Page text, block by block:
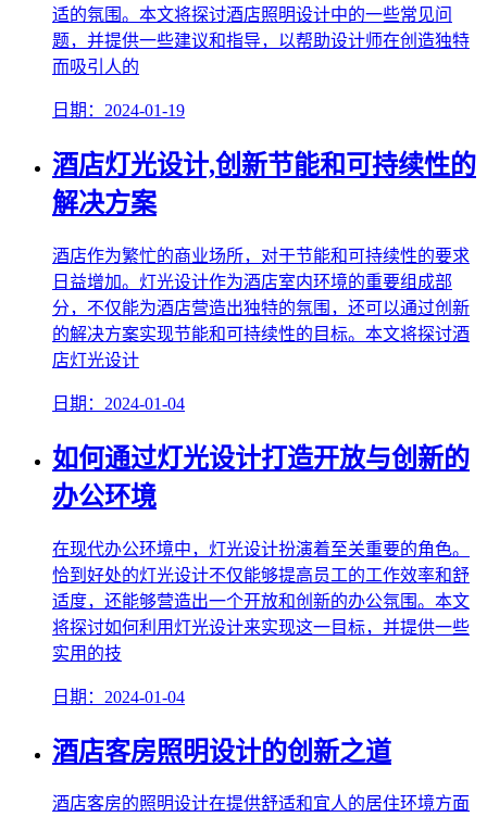
适的氛围。本文将探讨酒店照明设计中的一些常见问
题，并提供一些建议和指导，以帮助设计师在创造独特
而吸引人的
日期：2024-01-19
酒店灯光设计,创新节能和可持续性的
解决方案
酒店作为繁忙的商业场所，对于节能和可持续性的要求
日益增加。灯光设计作为酒店室内环境的重要组成部
分，不仅能为酒店营造出独特的氛围，还可以通过创新
的解决方案实现节能和可持续性的目标。本文将探讨酒
店灯光设计
日期：2024-01-04
如何通过灯光设计打造开放与创新的
办公环境
在现代办公环境中，灯光设计扮演着至关重要的角色。
恰到好处的灯光设计不仅能够提高员工的工作效率和舒
适度，还能够营造出一个开放和创新的办公氛围。本文
将探讨如何利用灯光设计来实现这一目标，并提供一些
实用的技
日期：2024-01-04
酒店客房照明设计的创新之道
酒店客房的照明设计在提供舒适和宜人的居住环境方面